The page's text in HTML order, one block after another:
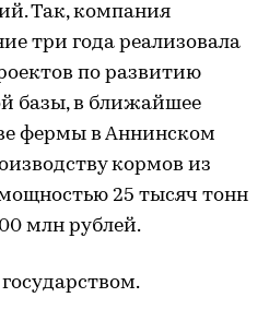
Так, компания
три года реализовала
по развитию
базы, в ближайшее
фермы в Аннинском
кормов из
25 тысяч тонн
млн рублей.